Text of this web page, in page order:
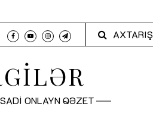
AXTARIŞ
ONLAYN QƏZET